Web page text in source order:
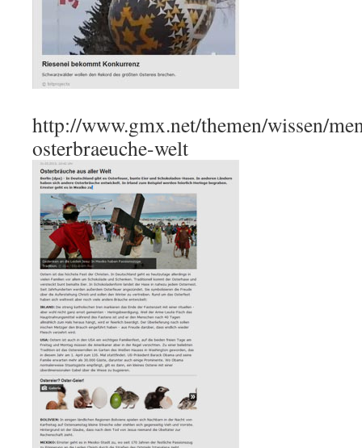
http://www.gmx.net/themen/wissen/
osterbraeuche-welt